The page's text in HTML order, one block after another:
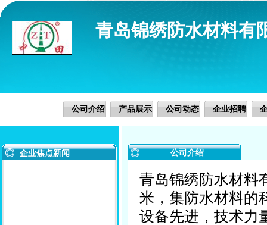
青岛锦绣防水材料有
公司介绍 产品展示 公司动态 企业招聘
企业焦点新闻 公司介绍
青岛锦绣防水材料
米，集防水材料的
设备先进，技术力